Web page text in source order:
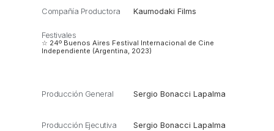
Compañía Productora Kaumodaki Films
Festivales
☆ 24º Buenos Aires Festival Internacional de Cine
Independiente (Argentina, 2023)
Producción General Sergio Bonacci Lapalma
Producción Ejecutiva Sergio Bonacci Lapalma